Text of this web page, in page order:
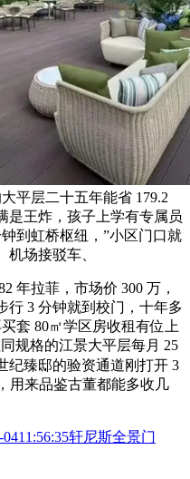
平层二十五年能省 179.2
是王炸，孩子上学有专属员
到虹桥枢纽，”小区门口就
场接驳车、
拉菲，市场价 300 万，
行 3 分钟就到校门，十年多
套 80㎡学区房收租有位上
规格的江景大平层每月 25
纪臻邸的验资通道刚打开 3
用来品鉴古董都能多收几
轩尼斯全景门